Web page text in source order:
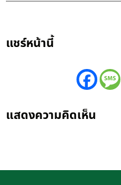
แชร์หน้านี้
แสดงความคิดเห็น